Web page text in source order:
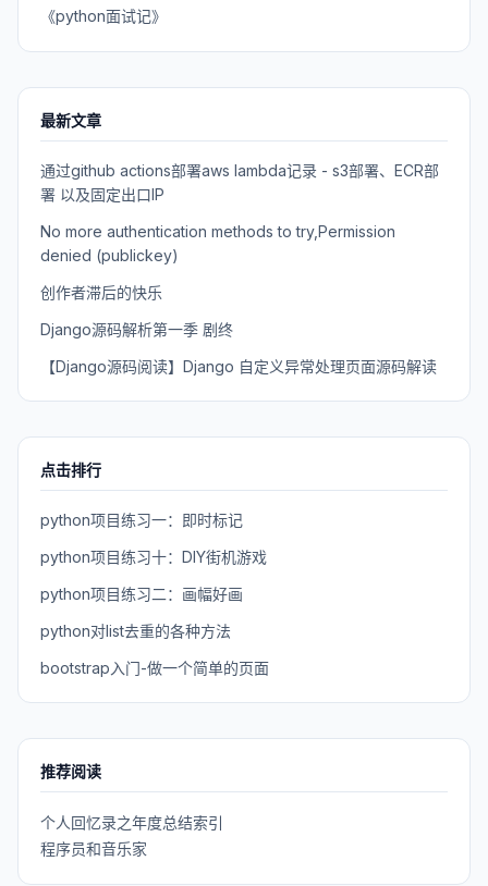
《python面试记》
最新文章
通过github actions部署aws lambda记录 - s3部署、ECR部
署 以及固定出口IP
No more authentication methods to try,Permission
denied (publickey)
创作者滞后的快乐
Django源码解析第一季 剧终
【Django源码阅读】Django 自定义异常处理页面源码解读
点击排行
python项目练习一：即时标记
python项目练习十：DIY街机游戏
python项目练习二：画幅好画
python对list去重的各种方法
bootstrap入门-做一个简单的页面
推荐阅读
个人回忆录之年度总结索引
程序员和音乐家